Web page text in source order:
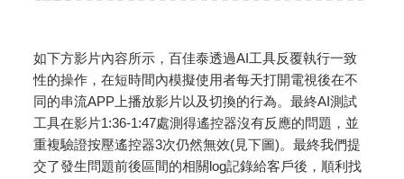
如下方影片內容所示，百佳泰透過AI工具反覆執行一致
性的操作，在短時間內模擬使用者每天打開電視後在不
同的串流APP上播放影片以及切換的行為。最終AI測試
工具在影片1:36-1:47處測得遙控器沒有反應的問題，並
重複驗證按壓遙控器3次仍然無效(見下圖)。最終我們提
交了發生問題前後區間的相關log記錄給客戶後，順利找